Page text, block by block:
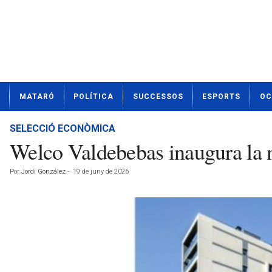
t
MATARÓ POLÍTICA SUCCESSOS ESPORTS OCI
SELECCIÓ ECONÒMICA
Welco Valdebebas inaugura
Por Jordi González - 19 de juny de 2026